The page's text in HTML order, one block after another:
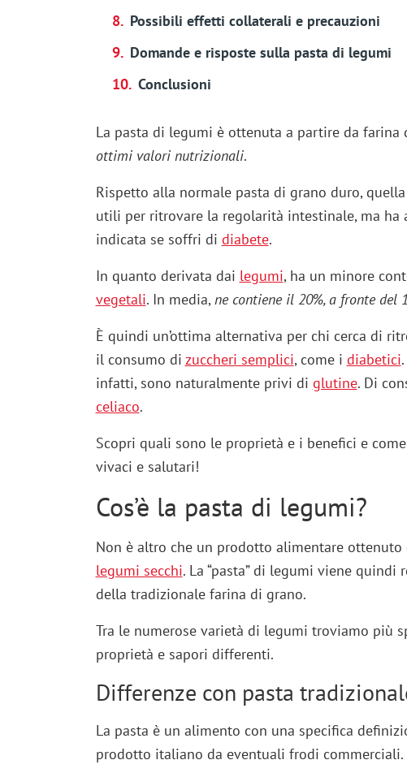
Possibili effetti collaterali e precauzioni
Domande e risposte sulla pasta di legumi
Conclusioni
La pasta di legumi è ottenuta a partire da farina
ottimi valori nutrizionali.
Rispetto alla normale pasta di grano duro,
utili per ritrovare la regolarità intestinale, ma ha
indicata se soffri di diabete.
In quanto derivata dai legumi, ha un minore
vegetali. In media,ne contiene il 20%, a fronte del
È quindi un’ottima alternativa per chi cerca di
il consumo di zuccheri semplici, come i diabetici
infatti, sono naturalmente privi di glutine. Di
celiaco.
Scopri quali sono le proprietà e i benefici e
vivaci e salutari!
Cos’è la pasta di legumi?
Non è altro che un prodotto alimentare
legumi secchi. La “pasta” di legumi viene quindi
della tradizionale farina di grano.
Tra le numerose varietà di legumi troviamo più
proprietà e sapori differenti.
Differenze con pasta
La pasta è un alimento con una specifica
prodotto italiano da eventuali frodi commerciali.